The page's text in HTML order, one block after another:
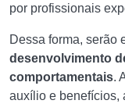
por profissionais
Dessa forma, serão
desenvolvimento
comportamentais.
auxílio e benefícios,